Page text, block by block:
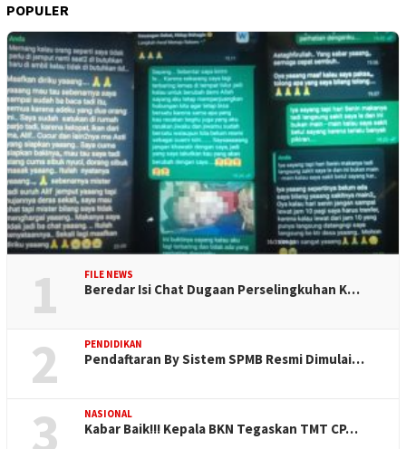
POPULER
1 FILE NEWS
Beredar Isi Chat Dugaan Perselingkuhan K…
2 PENDIDIKAN
Pendaftaran By Sistem SPMB Resmi Dimulai…
3 NASIONAL
Kabar Baik!!! Kepala BKN Tegaskan TMT CP…